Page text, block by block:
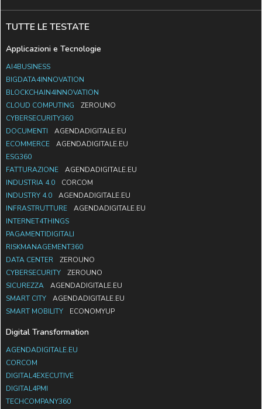
TUTTE LE TESTATE
Applicazioni e Tecnologie
AI4BUSINESS
BIGDATA4INNOVATION
BLOCKCHAIN4INNOVATION
CLOUD COMPUTING
ZEROUNO
CYBERSECURITY360
DOCUMENTI
AGENDADIGITALE.EU
ECOMMERCE
AGENDADIGITALE.EU
ESG360
FATTURAZIONE
AGENDADIGITALE.EU
INDUSTRIA 4.0
CORCOM
INDUSTRY 4.0
AGENDADIGITALE.EU
INFRASTRUTTURE
AGENDADIGITALE.EU
INTERNET4THINGS
PAGAMENTIDIGITALI
RISKMANAGEMENT360
DATA CENTER
ZEROUNO
CYBERSECURITY
ZEROUNO
SICUREZZA
AGENDADIGITALE.EU
SMART CITY
AGENDADIGITALE.EU
SMART MOBILITY
ECONOMYUP
Digital Transformation
AGENDADIGITALE.EU
CORCOM
DIGITAL4EXECUTIVE
DIGITAL4PMI
TECHCOMPANY360